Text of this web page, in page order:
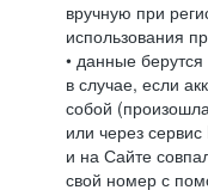
вручную при
использования
• данные
в случае, если
собой
или через
и на Сайте
свой номер с